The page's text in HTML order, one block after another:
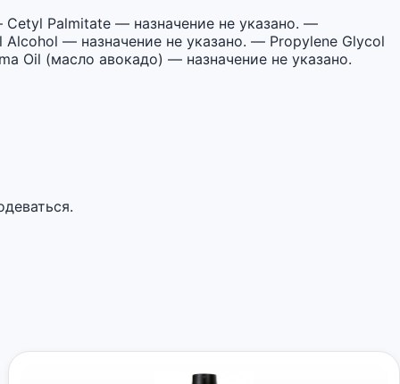
Palmitate — назначение не указано. —
— назначение не указано. — Propylene Glycol
Oil (масло авокадо) — назначение не указано.